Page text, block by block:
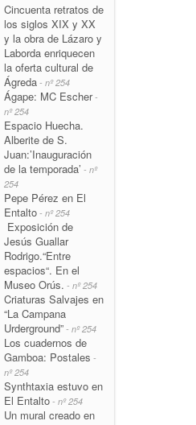
Cincuenta retratos de
los siglos XIX y XX
y la obra de Lázaro y
Laborda enriquecen
la oferta cultural de
Ágreda - nº 254
Ágape: MC Escher-
nº 254
Espacio Huecha.
Alberite de S.
Juan:’Inauguración
de la temporada’ - nº
254
Pepe Pérez en El
Entalto - nº 254
Exposición de
Jesús Guallar
Rodrigo.“Entre
espacios“. En el
Museo Orús. - nº 254
Criaturas Salvajes en
“La Campana
Urderground” - nº 254
Los cuadernos de
Gamboa: Postales -
nº 254
Synthtaxia estuvo en
El Entalto - nº 254
Un mural creado en